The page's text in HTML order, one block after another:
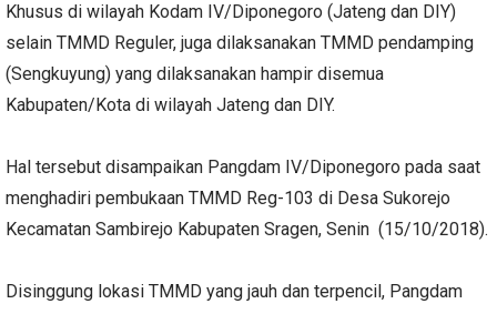
Khusus di wilayah Kodam IV/Diponegoro (Jateng dan DIY)
selain TMMD Reguler, juga dilaksanakan TMMD pendamping
(Sengkuyung) yang dilaksanakan hampir disemua
Kabupaten/Kota di wilayah Jateng dan DIY.
Hal tersebut disampaikan Pangdam IV/Diponegoro pada saat
menghadiri pembukaan TMMD Reg-103 di Desa Sukorejo
Kecamatan Sambirejo Kabupaten Sragen, Senin (15/10/2018).
Disinggung lokasi TMMD yang jauh dan terpencil, Pangdam